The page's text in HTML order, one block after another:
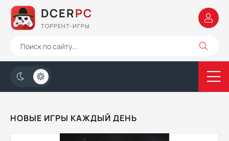
DCERPC
ТОРРЕНТ-ИГРЫ
НОВЫЕ ИГРЫ КАЖДЫЙ ДЕНЬ